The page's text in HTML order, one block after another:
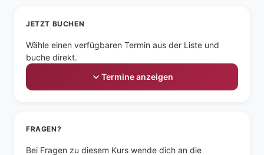
JETZT BUCHEN
Wähle einen verfügbaren Termin aus der Liste und
buche direkt.
Termine anzeigen
FRAGEN?
Bei Fragen zu diesem Kurs wende dich an die